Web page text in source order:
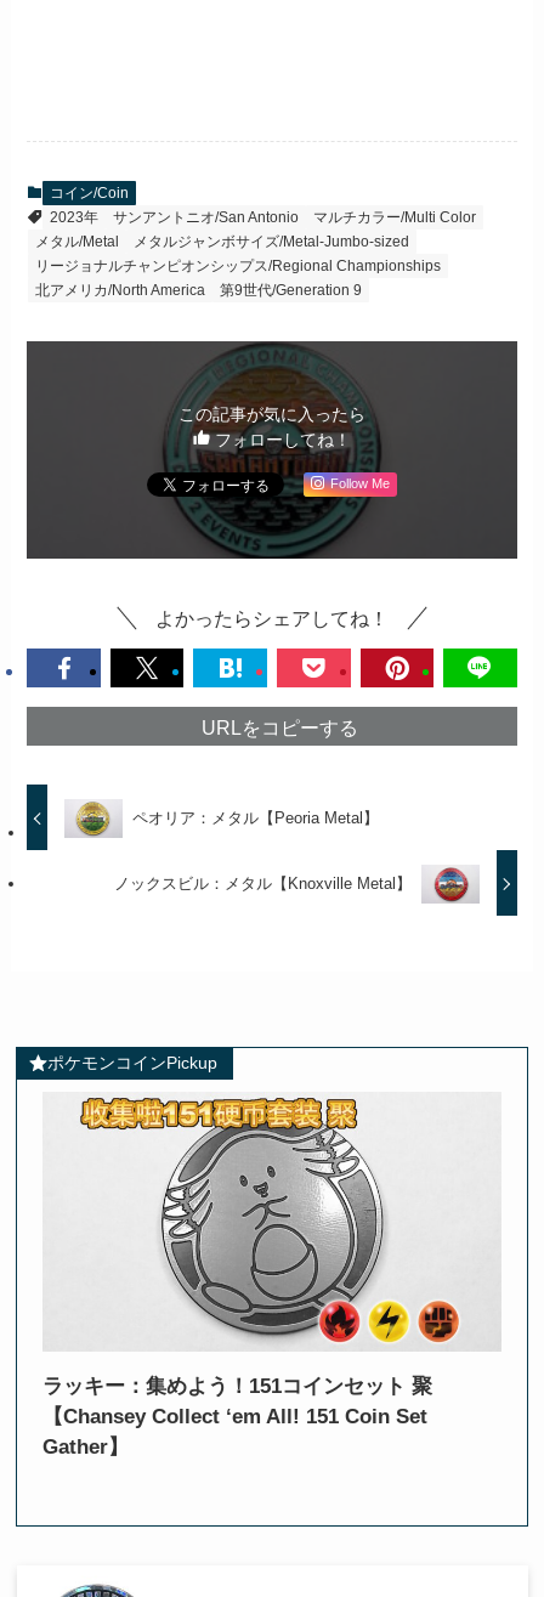
コイン/Coin
2023年
サンアントニオ/San Antonio
マルチカラー/Multi Color
メタル/Metal
メタルジャンボサイズ/Metal-Jumbo-sized
リージョナルチャンピオンシップス/Regional Championships
北アメリカ/North America
第9世代/Generation 9
この記事が気に入ったら
フォローしてね！
Follow Me
よかったらシェアしてね！
URLをコピーする
ペオリア：メタル【Peoria Metal】
ノックスビル：メタル【Knoxville Metal】
ポケモンコインPickup
ラッキー：集めよう！151コインセット 聚
【Chansey Collect ‘em All! 151 Coin Set
Gather】